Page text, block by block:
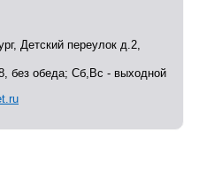
Детский переулок д.2,
без обеда; Сб,Вс - выходной